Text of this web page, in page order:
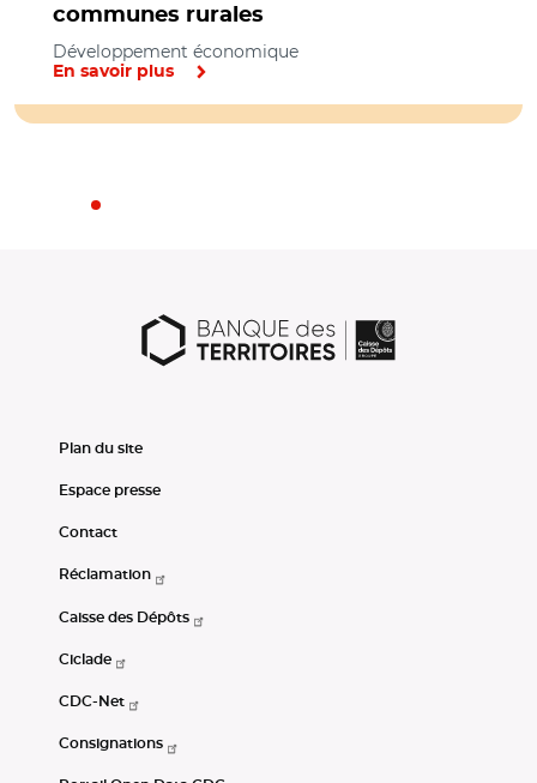
communes rurales
Développement économique
En savoir plus
Plan du site
Espace presse
Contact
Réclamation
Caisse des Dépôts
Ciclade
CDC-Net
Consignations